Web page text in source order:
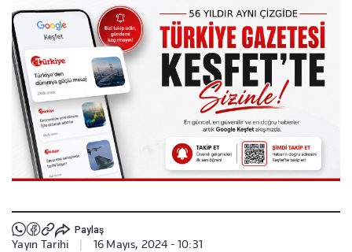
Paylaş
Yayın Tarihi 16 Mayıs, 2024 - 10:31